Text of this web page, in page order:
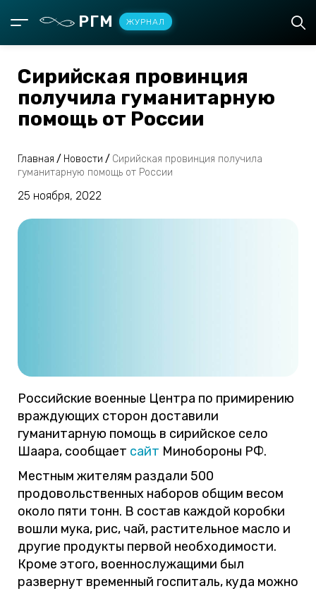
РГМ ЖУРНАЛ
Сирийская провинция
получила гуманитарную
помощь от России
Главная / Новости / Сирийская провинция получила
гуманитарную помощь от России
25 ноября, 2022
Российские военные Центра по примирению
враждующих сторон доставили
гуманитарную помощь в сирийское село
Шаара, сообщает сайт Минобороны РФ.
Местным жителям раздали 500
продовольственных наборов общим весом
около пяти тонн. В состав каждой коробки
вошли мука, рис, чай, растительное масло и
другие продукты первой необходимости.
Кроме этого, военнослужащими был
развернут временный госпиталь, куда можно